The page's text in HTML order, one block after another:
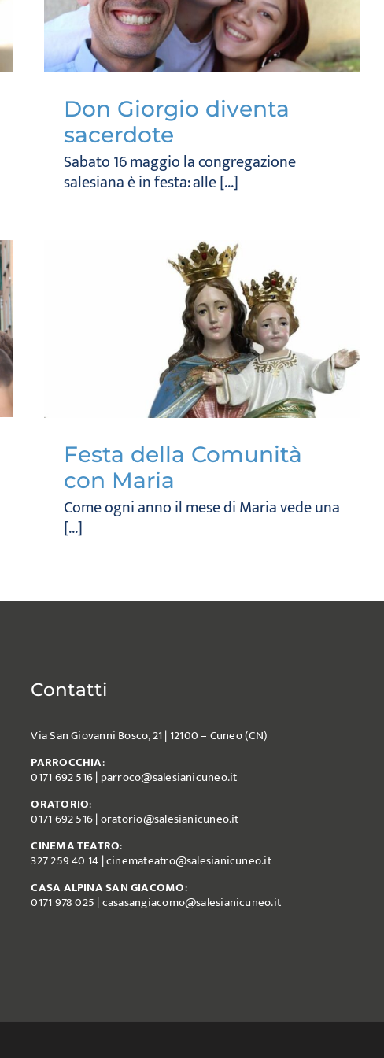
Don Giorgio diventa
sacerdote
Sabato 16 maggio la congregazione
salesiana è in festa: alle [...]
Festa della Comunità
con Maria
Come ogni anno il mese di Maria vede una
[...]
Contatti
Via San Giovanni Bosco, 21 | 12100 – Cuneo (CN)
PARROCCHIA:
0171 692 516| parroco@salesianicuneo.it
ORATORIO:
0171 692 516|oratorio@salesianicuneo.it
CINEMA TEATRO:
327 259 40 14 |cinemateatro@salesianicuneo.it
CASA ALPINA SAN GIACOMO:
0171 978 025 |casasangiacomo@salesianicuneo.it